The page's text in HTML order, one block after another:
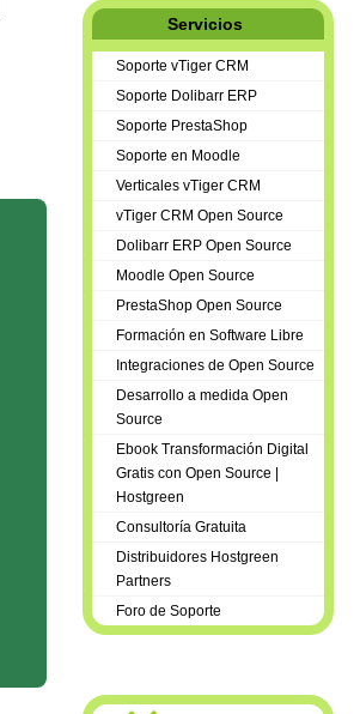
Servicios
Soporte vTiger CRM
Soporte Dolibarr ERP
Soporte PrestaShop
Soporte en Moodle
Verticales vTiger CRM
vTiger CRM Open Source
Dolibarr ERP Open Source
Moodle Open Source
PrestaShop Open Source
Formación en Software Libre
Integraciones de Open Source
Desarrollo a medida Open
Source
Ebook Transformación Digital
Gratis con Open Source |
Hostgreen
Consultoría Gratuita
Distribuidores Hostgreen
Partners
Foro de Soporte